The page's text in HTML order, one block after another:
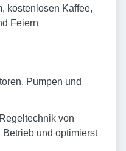
kostenlosen Kaffee,
Feiern
Pumpen und
von
und optimierst